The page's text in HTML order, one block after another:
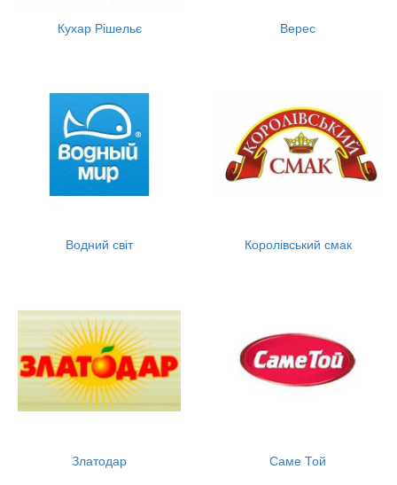
Кухар Рішельє Верес
Водний світ Королівський смак
Златодар Саме Той